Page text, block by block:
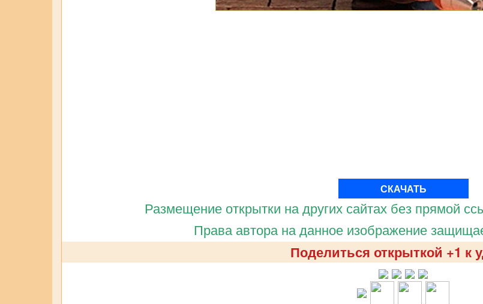
СКАЧАТЬ
Размещение открытки на других сайтах без прямой
Права автора на данное изображение
Поделиться открыткой +1 к